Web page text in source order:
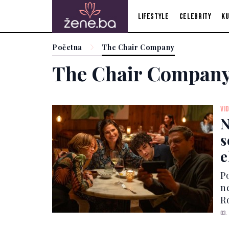
Lifestyle Celebrity
Početna The Chair Company
The Chair
03.